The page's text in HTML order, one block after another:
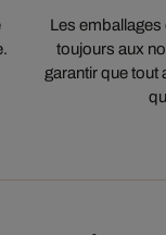
Les
toujours aux
garantir que tout